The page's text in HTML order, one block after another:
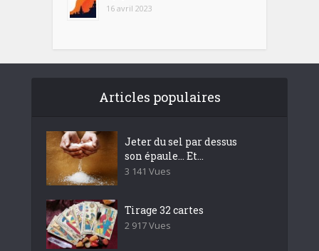
16 avril 2023
Articles populaires
Jeter du sel par dessus
son épaule… Et...
3 141 Vues
Tirage 32 cartes
2 917 Vues